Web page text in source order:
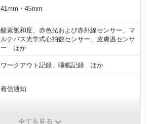
41mm・45mm
酸素飽和度、赤色光および赤外線センサー、マ
ルチパス光学式心拍数センサー、皮膚温センサ
ー ほか
ワークアウト記録、睡眠記録 ほか
着信通知
電子マネー、Suicaなどに対応
全てを見る